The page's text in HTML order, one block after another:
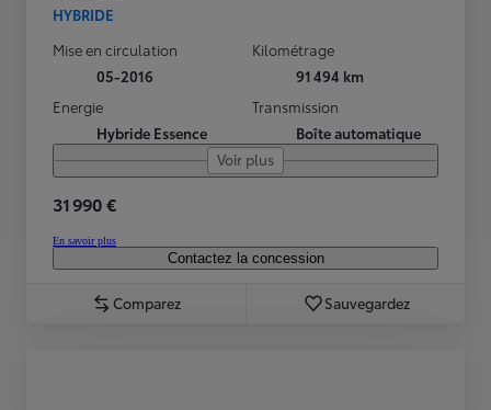
HYBRIDE
Mise en circulation
05-2016
Kilométrage
91 494 km
Energie
Hybride Essence
Transmission
Boîte automatique
Voir plus
31 990 €
En savoir plus
Contactez la concession
Comparez Sauvegardez